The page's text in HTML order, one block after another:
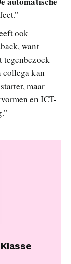
ook
want
tegenbezoek
collega kan
maar
en ICT-